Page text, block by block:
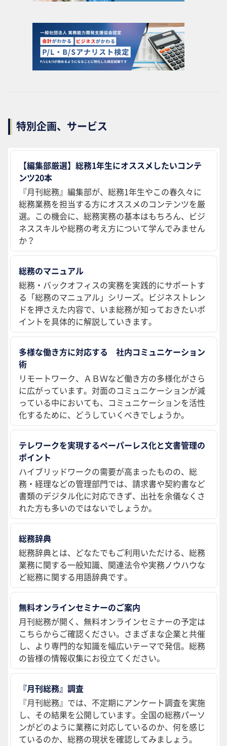
特別企画、サービス
【編集部厳選】総務1年生にオススメしたいコンテ
ンツ20本
『月刊総務』編集部が、総務1年生やこの春久々に
総務業務を担当する方にオススメのコンテンツを厳
選。この機会に、総務実務の基本はもちろん、ビジ
ネススキルや総務の考え方について学んでみません
か？
総務のマニュアル
総務・バックオフィスの実務を実践的にサポートす
る「総務のマニュアル」シリーズ。ビジネストレン
ドを押さえた内容で、いま総務が知っておきたいポ
イントを具体的に解説していきます。
多様な働き方に対応する 社内コミュニケーション
術
リモートワーク、ＡＢＷなど働き方の多様化がさら
に広がっています。対面のコミュニケーションが減
っている中においても、コミュニケーションを活性
化するために、どうしていくべきでしょうか。
テレワークを実現するペーパーレス化と文書管理の
ポイント
ハイブリッドワークの需要が高まったものの、総
務・経理などの管理部門では、請求書や契約書など
書類のデジタル化に対応できず、出社を余儀なくさ
れた方も多いのではないでしょうか。
総務辞典
総務辞典とは、どなたでもご利用いただける、総務
業務に関する一般知識、関連法令や実務ノウハウな
ど総務に関する用語辞典です。
無料オンラインセミナーのご案内
月刊総務が開く、無料オンラインセミナーの予定は
こちらからご確認ください。さまざまな企業と共催
し、より専門的な知識を幅広いテーマで発信。総務
の皆様の情報収集にお役立てください。
『月刊総務』調査
『月刊総務』では、不定期にアンケート調査を実施
し、その結果を公開しています。全国の総務パーソ
ンがどのように業務に対応しているのか、何を感じ
ているのか、総務の現状を確認してみましょう。